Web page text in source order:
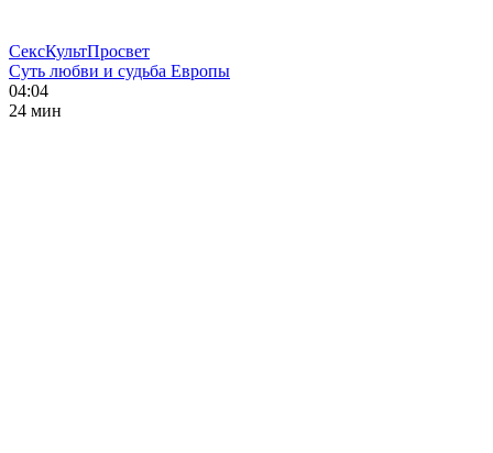
СексКультПросвет
Суть любви и судьба Европы
04:04
24 мин